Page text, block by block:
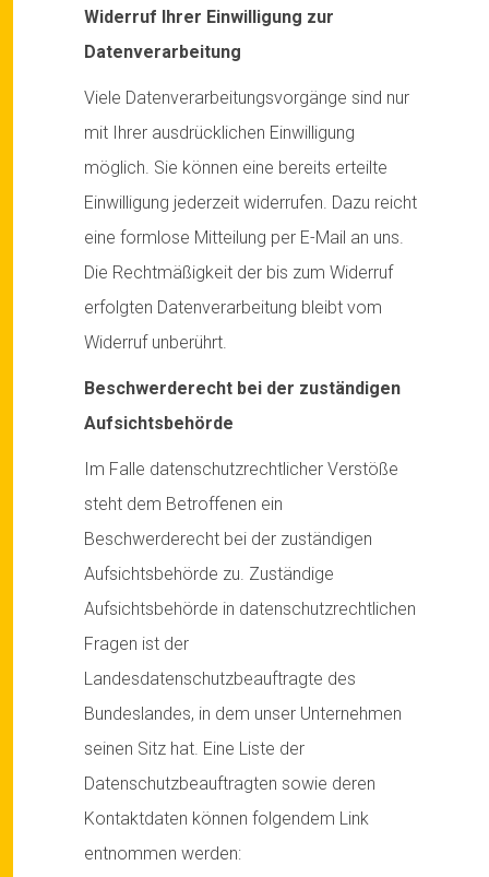
Widerruf Ihrer Einwilligung zur
Datenverarbeitung
Viele Datenverarbeitungsvorgänge sind nur
mit Ihrer ausdrücklichen Einwilligung
möglich. Sie können eine bereits erteilte
Einwilligung jederzeit widerrufen. Dazu reicht
eine formlose Mitteilung per E-Mail an uns.
Die Rechtmäßigkeit der bis zum Widerruf
erfolgten Datenverarbeitung bleibt vom
Widerruf unberührt.
Beschwerderecht bei der zuständigen
Aufsichtsbehörde
Im Falle datenschutzrechtlicher Verstöße
steht dem Betroffenen ein
Beschwerderecht bei der zuständigen
Aufsichtsbehörde zu. Zuständige
Aufsichtsbehörde in datenschutzrechtlichen
Fragen ist der
Landesdatenschutzbeauftragte des
Bundeslandes, in dem unser Unternehmen
seinen Sitz hat. Eine Liste der
Datenschutzbeauftragten sowie deren
Kontaktdaten können folgendem Link
entnommen werden: